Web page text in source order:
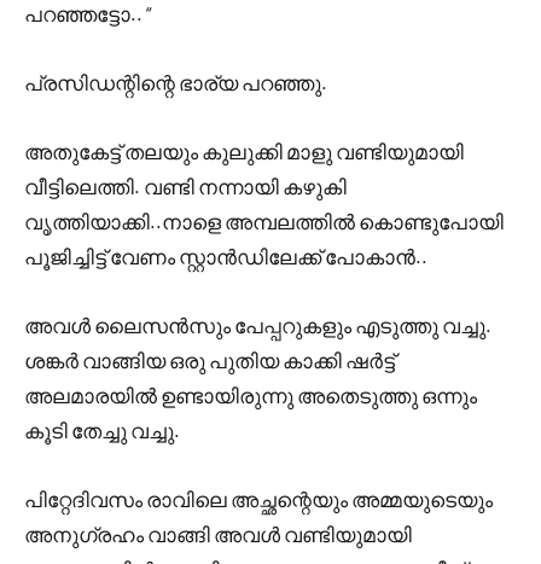
പറഞ്ഞട്ടോ.. “
പ്രസിഡന്റിന്റെ ഭാര്യ പറഞ്ഞു.
അതുകേട്ട് തലയും കുലുക്കി മാളു വണ്ടിയുമായി
വീട്ടിലെത്തി. വണ്ടി നന്നായി കഴുകി
വൃത്തിയാക്കി..നാളെ അമ്പലത്തിൽ കൊണ്ടുപോയി
പൂജിച്ചിട്ട് വേണം സ്റ്റാൻഡിലേക്ക് പോകാൻ..
അവൾ ലൈസൻസും പേപ്പറുകളും എടുത്തു വച്ചു.
ശങ്കർ വാങ്ങിയ ഒരു പുതിയ കാക്കി ഷർട്ട്
അലമാരയിൽ ഉണ്ടായിരുന്നു അതെടുത്തു ഒന്നും
കൂടി തേച്ചു വച്ചു.
പിറ്റേദിവസം രാവിലെ അച്ഛന്റെയും അമ്മയുടെയും
അനുഗ്രഹം വാങ്ങി അവൾ വണ്ടിയുമായി